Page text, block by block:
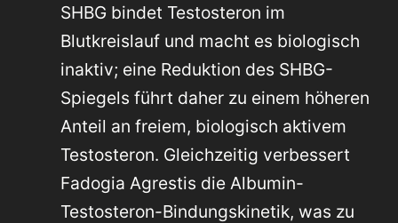
SHBG bindet Testosteron im
Blutkreislauf und macht es biologisch
inaktiv; eine Reduktion des SHBG-
Spiegels führt daher zu einem höheren
Anteil an freiem, biologisch aktivem
Testosteron. Gleichzeitig verbessert
Fadogia Agrestis die Albumin-
Testosteron-Bindungskinetik, was zu